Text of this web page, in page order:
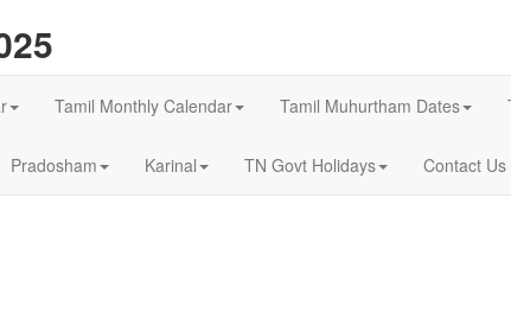
Tamil Monthly Calendar Tamil Muhurtham Dates
Pradosham Karinal TN Govt Holidays Contact Us